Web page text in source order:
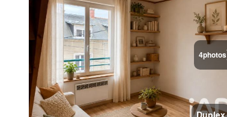
4photos
Duplex